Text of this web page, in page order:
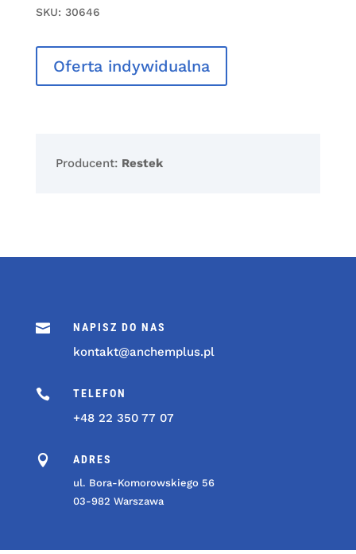
SKU: 30646
Oferta indywidualna
Producent: Restek
 NAPISZ DO NAS
kontakt@anchemplus.pl
 TELEFON
+48 22 350 77 07
 ADRES
ul. Bora-Komorowskiego 56
03-982 Warszawa